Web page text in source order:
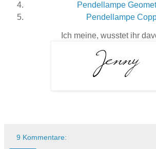
Pendellampe
Pendellampe
Ich meine, wusstet ihr
9 Kommentare: